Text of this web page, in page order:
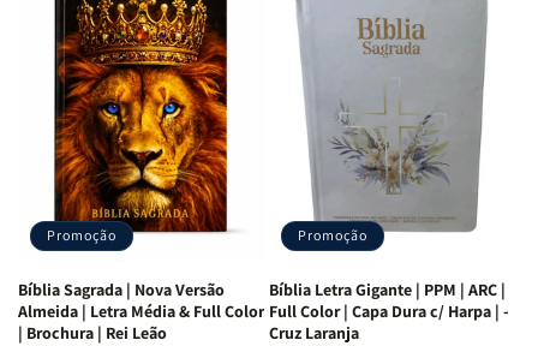
Mulheres
da
Bíblia
Isabelle
S.
Alves
as
Mulheres
da
Bíblia
|
Isabelle
S.
Alves
Bíblia
Livro
por
Livro
um
panorama
completo
dos
66
da
Bíblia
Bíblia
Livro
-
um
panorama
completo
dos
da
Bíblia
Promoção
Bíblia Sagrada | Nova Versão
Almeida | Letra Média & Full Color
| Brochura | Rei Leão
Promoção
Bíblia Letra Gigante | PPM | ARC |
Full Color | Capa Dura c/ Harpa | -
Cruz Laranja